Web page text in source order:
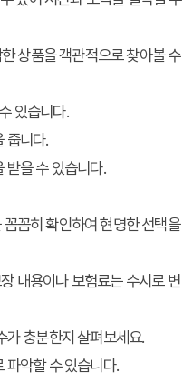
상품을 객관적으로 찾아볼 수
있습니다.
줍니다.
받을 수 있습니다.
꼼히 확인하여 현명한 선택을
내용이나 보험료는 수시로 변
가 충분한지 살펴보세요.
파악할 수 있습니다.